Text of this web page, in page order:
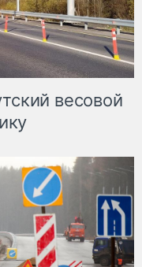
весовой